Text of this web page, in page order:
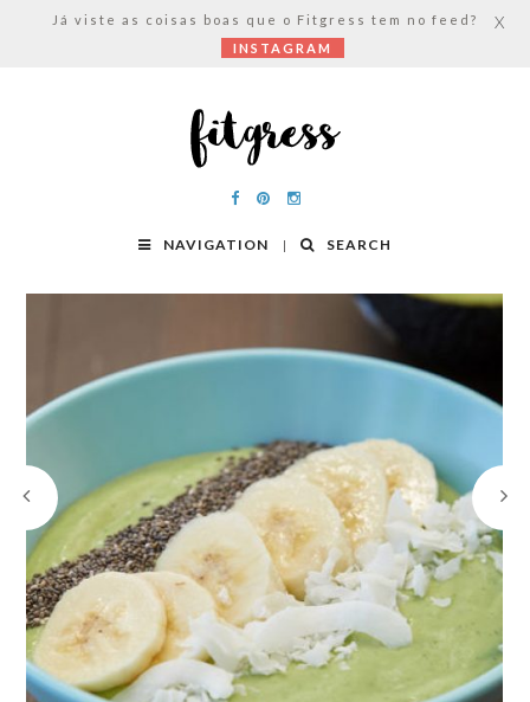
NAVIGATION SEARCH
Já viste as coisas boas que o Fitgress tem no feed?
INSTAGRAM
X